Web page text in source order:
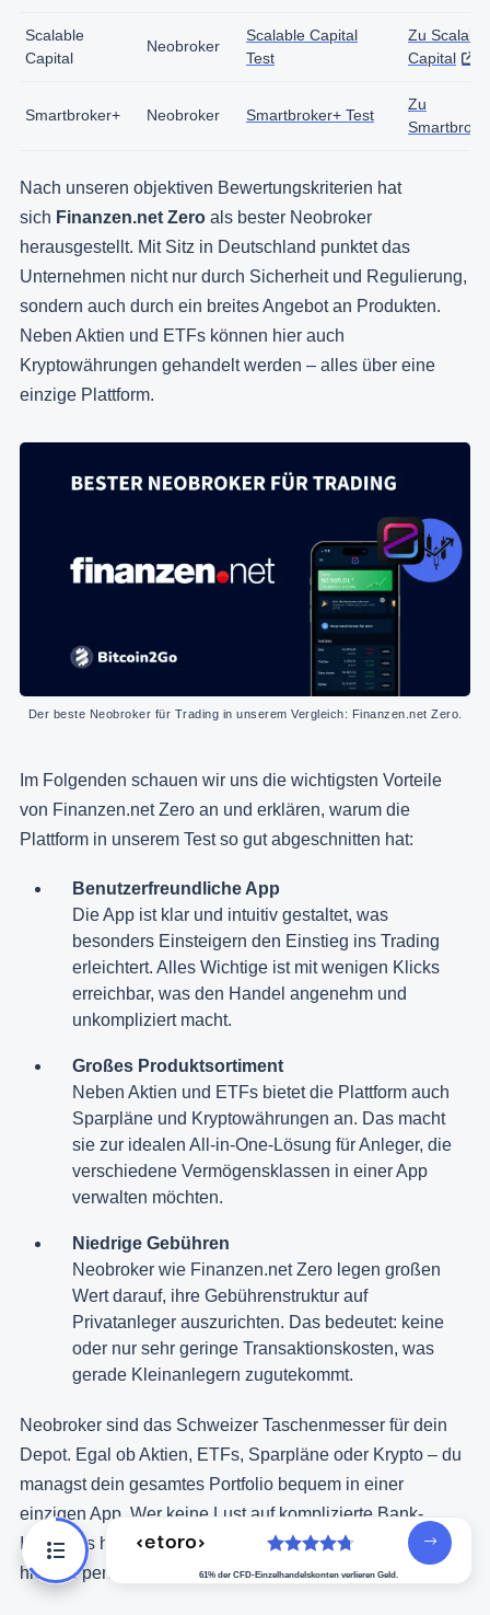
Scalable
Capital
Neobroker
Scalable Capital
Test
Zu Scalable
Capital
Smartbroker+ Neobroker Smartbroker+ Test
Zu
Nach unseren objektiven Bewertungskriterien hat
sich Finanzen.net Zero als bester Neobroker
herausgestellt. Mit Sitz in Deutschland punktet das
Unternehmen nicht nur durch Sicherheit und Regulierung,
sondern auch durch ein breites Angebot an Produkten.
Neben Aktien und ETFs können hier auch
Kryptowährungen gehandelt werden – alles über eine
einzige Plattform.
Der beste Neobroker für Trading in unserem Vergleich: Finanzen.net Zero.
Im Folgenden schauen wir uns die wichtigsten Vorteile
von Finanzen.net Zero an und erklären, warum die
Plattform in unserem Test so gut abgeschnitten hat:
Benutzerfreundliche App
Die App ist klar und intuitiv gestaltet, was
besonders Einsteigern den Einstieg ins Trading
erleichtert. Alles Wichtige ist mit wenigen Klicks
erreichbar, was den Handel angenehm und
unkompliziert macht.
Großes Produktsortiment
Neben Aktien und ETFs bietet die Plattform auch
Sparpläne und Kryptowährungen an. Das macht
sie zur idealen All-in-One-Lösung für Anleger, die
verschiedene Vermögensklassen in einer App
verwalten möchten.
Niedrige Gebühren
Neobroker wie Finanzen.net Zero legen großen
Wert darauf, ihre Gebührenstruktur auf
Privatanleger auszurichten. Das bedeutet: keine
oder nur sehr geringe Transaktionskosten, was
gerade Kleinanlegern zugutekommt.
Neobroker sind das Schweizer Taschenmesser für dein
Depot. Egal ob Aktien, ETFs, Sparpläne oder Krypto – du
managst dein gesamtes Portfolio bequem in einer
einzigen App. Wer keine Lust auf komplizierte Bank-
Interfaces hat und Wert auf maximale Freiheit legt, findet
hier die perfekte Lösung.61% der CFD-Einzelhandelskonten verlieren Geld.